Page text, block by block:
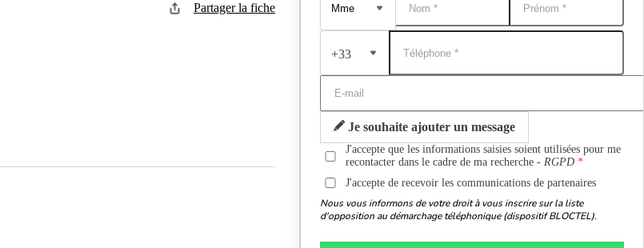
Partager la fiche
+33
Je souhaite ajouter un message
J'accepte que les informations saisies soient utilisées pour me
recontacter dans le cadre de ma recherche -RGPD
J'accepte de recevoir les communications de partenaires
Nous vous informons de votre droit à vous inscrire sur la liste
d'opposition au démarchage téléphonique (dispositif BLOCTEL).